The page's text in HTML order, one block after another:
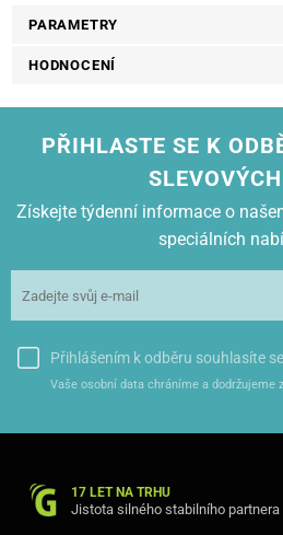
PARAMETRY
HODNOCENÍ
PŘIHLASTE SE K
Získejte týdenní informace o
speciálních
Přihlášením k odběru souhlasíte se
Vaše osobní data chráníme a dodržujeme
17 LET NA TRHU
Jistota silného stabilního partnera